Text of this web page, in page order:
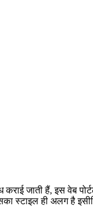
जाती हैं, इस वेब
स्टाइल ही अलग है